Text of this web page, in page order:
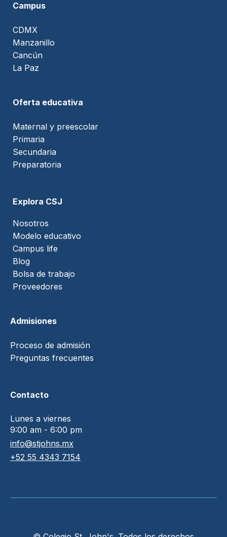
Campus
CDMX
Manzanillo
Cancún
La Paz
Oferta educativa
Maternal y preescolar
Primaria
Secundaria
Preparatoria
Explora CSJ
Nosotros
Modelo educativo
Campus life
Blog
Bolsa de trabajo
Proveedores
Admisiones
Proceso de admisión
Preguntas frecuentes
Contacto
Lunes a viernes
9:00 am - 6:00 pm
info@stjohns.mx
+52 55 4343 7154